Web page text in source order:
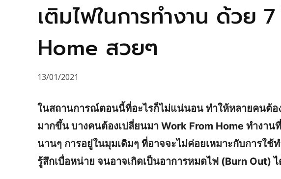
เติมไฟในการทำงาน ด้วย
Home สวยๆ
13/01/2021
ในสถานการณ์ตอนนี้ที่อะไรก็ไม่แน่นอน ทำให้หลายคนต้อ
มากขึ้น บางคนต้องเปลี่ยนมา Work From Home ทำงา
นานๆ การอยู่ในมุมเดิมๆ ที่อาจจะไม่ค่อยเหมาะกับการใช้
รู้สึกเบื่อหน่าย จนอาจเกิดเป็นอาการหมดไฟ (Burn Out)